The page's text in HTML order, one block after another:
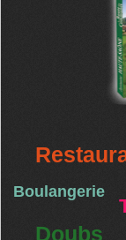
Boulangerie
Doubs